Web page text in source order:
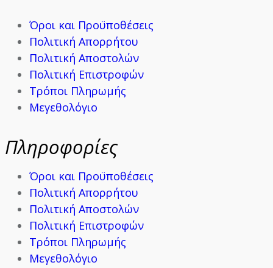
Όροι και Προϋποθέσεις
Πολιτική Απορρήτου
Πολιτική Αποστολών
Πολιτική Επιστροφών
Τρόποι Πληρωμής
Μεγεθολόγιο
Πληροφορίες
Όροι και Προϋποθέσεις
Πολιτική Απορρήτου
Πολιτική Αποστολών
Πολιτική Επιστροφών
Τρόποι Πληρωμής
Μεγεθολόγιο